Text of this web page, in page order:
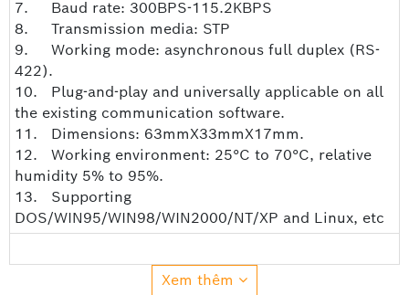
7. Baud rate: 300BPS-115.2KBPS
8. Transmission media: STP
9. Working mode: asynchronous full duplex (RS-
422).
10. Plug-and-play and universally applicable on all
the existing communication software.
11. Dimensions: 63mmX33mmX17mm.
12. Working environment: 25°C to 70°C, relative
humidity 5% to 95%.
13. Supporting
DOS/WIN95/WIN98/WIN2000/NT/XP and Linux, etc
Xem thêm